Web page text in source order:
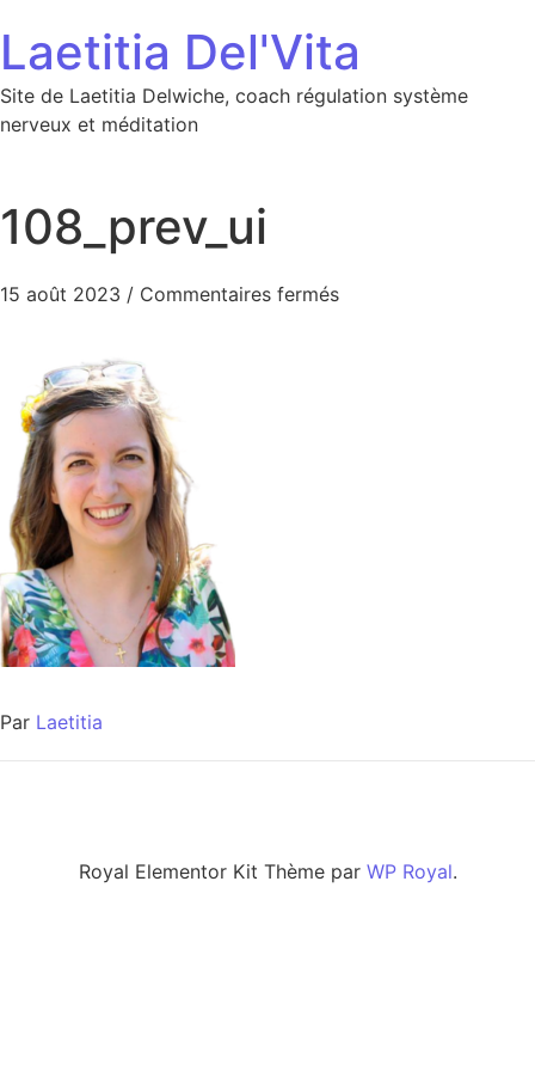
Laetitia Del'Vita
Site de Laetitia Delwiche, coach régulation système
nerveux et méditation
108_prev_ui
15 août 2023 / Commentaires ferméssur 108_prev_ui
Par Laetitia
Royal Elementor Kit Thème par WP Royal.